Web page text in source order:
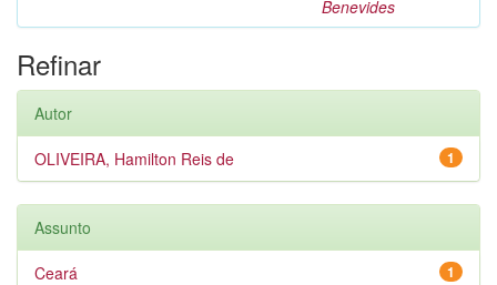
Benevides
Refinar
Autor
1
OLIVEIRA, Hamilton Reis de
Assunto
1
Ceará